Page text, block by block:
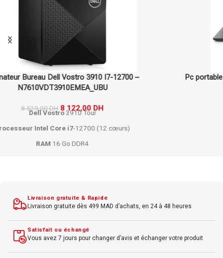
Pc portable Dell Vostro 3520 I7-1255U – DL-VOSTRO3520-I7
Intel
RAM 16 Go
Stockage 512 Go
Webcam
Conçu pourPMEet usage polyvalent
Livraison gratuite & Rapide
Livraison gratuite dès 499 MAD d’achats, en 24 à 48 heures
Satisfait ou échangé
Vous avez 7 jours pour changer d’avis et échanger votre produit